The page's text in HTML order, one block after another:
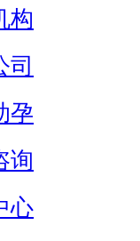
构
司
孕
询
心